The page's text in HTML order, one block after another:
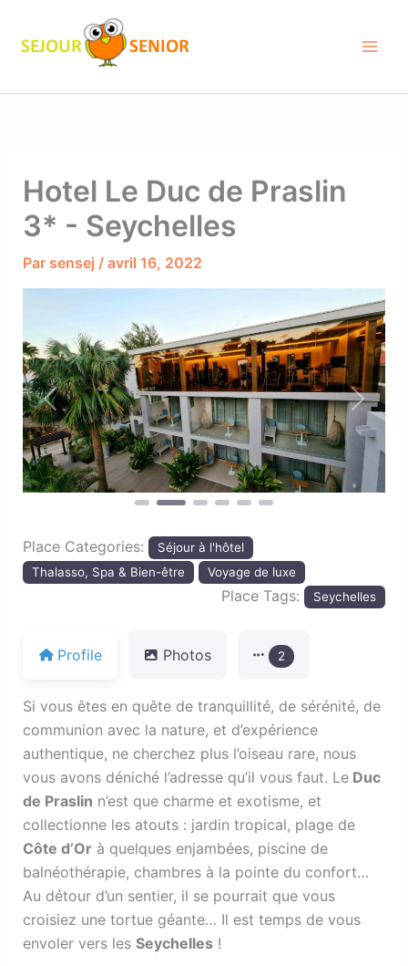
contenu
Hotel Le Duc de Praslin
3* - Seychelles
Par sensej / avril 16, 2022
Previous Next
Place Categories:
Séjour à l'hôtel
Thalasso, Spa & Bien-être
Voyage de luxe
Place Tags: Seychelles
Profile Photos 2
Si vous êtes en quête de tranquillité, de sérénité, de
communion avec la nature, et d’expérience
authentique, ne cherchez plus l’oiseau rare, nous
vous avons déniché l’adresse qu’il vous faut. LeDuc
de Praslin n’est que charme et exotisme, et
collectionne les atouts : jardin tropical, plage de
Côte d’Orà quelques enjambées, piscine de
balnéothérapie, chambres à la pointe du confort…
Au détour d’un sentier, il se pourrait que vous
croisiez une tortue géante… Il est temps de vous
envoler vers les Seychelles!